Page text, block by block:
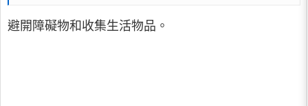
避開障礙物和收集生活物品。